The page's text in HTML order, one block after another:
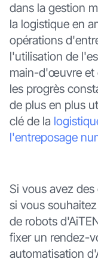
dans la gestion
la logistique en
opérations
l'utilisation de
main-d'œuvre et
les progrès
de plus en plus
clé de la
l'entreposage
Si vous avez
si vous
de robots
fixer un rendez-
automatisation